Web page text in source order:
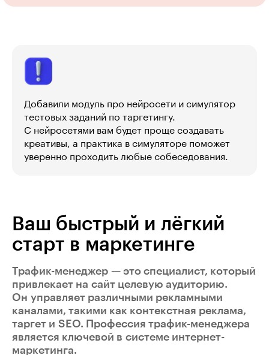
Добавили модуль про нейросети и симулятор
тестовых заданий по таргетингу.
С нейросетями вам будет проще создавать
креативы, а практика в симуляторе поможет
уверенно проходить любые собеседования.
Ваш быстрый и лёгкий
старт в маркетинге
Трафик-менеджер — это специалист, который
привлекает на сайт целевую аудиторию.
Он управляет различными рекламными
каналами, такими как контекстная реклама,
таргет и SEO. Профессия трафик-менеджера
является ключевой в системе интернет-
маркетинга.